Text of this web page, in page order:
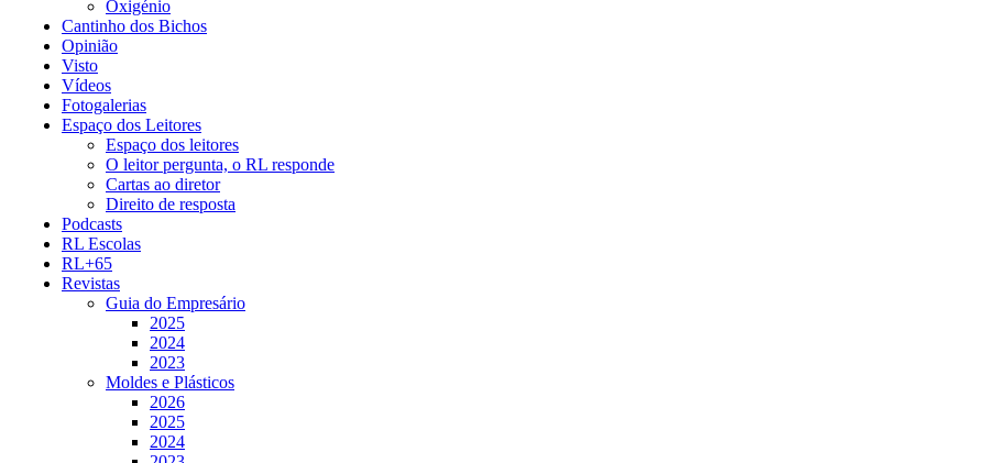
Oxigénio
Cantinho dos Bichos
Opinião
Visto
Vídeos
Fotogalerias
Espaço dos Leitores
Espaço dos leitores
O leitor pergunta, o RL responde
Cartas ao diretor
Direito de resposta
Podcasts
RL Escolas
RL+65
Revistas
Guia do Empresário
2025
2024
2023
Moldes e Plásticos
2026
2025
2024